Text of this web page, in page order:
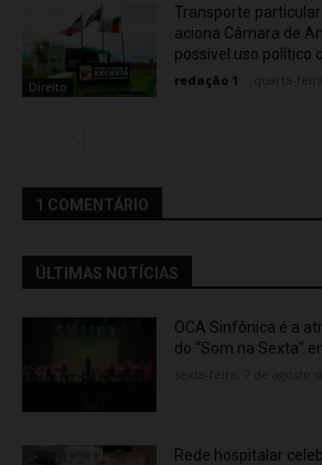
Direito
Transporte
aciona Câmara de
possível uso político
redação 1
1 COMENTÁRIO
ÚLTIMAS NOTÍCIAS
OCA Sinfônica é a
do “Som na Sexta”
Rede hospitalar